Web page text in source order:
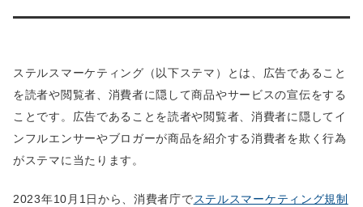
ステルスマーケティング（以下ステマ）とは、広告であること
を読者や閲覧者、消費者に隠して商品やサービスの宣伝をする
ことです。広告であることを読者や閲覧者、消費者に隠してイ
ンフルエンサーやブロガーが商品を紹介する消費者を欺く行為
がステマに当たります。
2023年10月1日から、消費者庁でステルスマーケティング規制